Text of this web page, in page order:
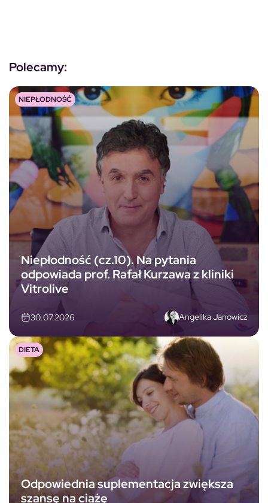
Polecamy:
Niepłodność (cz.10). Na pytania
odpowiada prof. Rafał Kurzawa z kliniki
Vitrolive
30.07.2026 Angelika Janowicz
NIEPŁODNOŚĆ
Odpowiednia suplementacja zwiększa
szansę na ciążę
DIETA